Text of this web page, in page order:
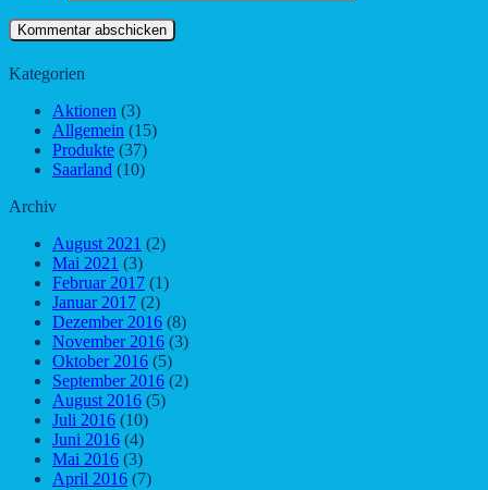
Kategorien
Aktionen (3)
Allgemein (15)
Produkte (37)
Saarland (10)
Archiv
August 2021 (2)
Mai 2021 (3)
Februar 2017 (1)
Januar 2017 (2)
Dezember 2016 (8)
November 2016 (3)
Oktober 2016 (5)
September 2016 (2)
August 2016 (5)
Juli 2016 (10)
Juni 2016 (4)
Mai 2016 (3)
April 2016 (7)